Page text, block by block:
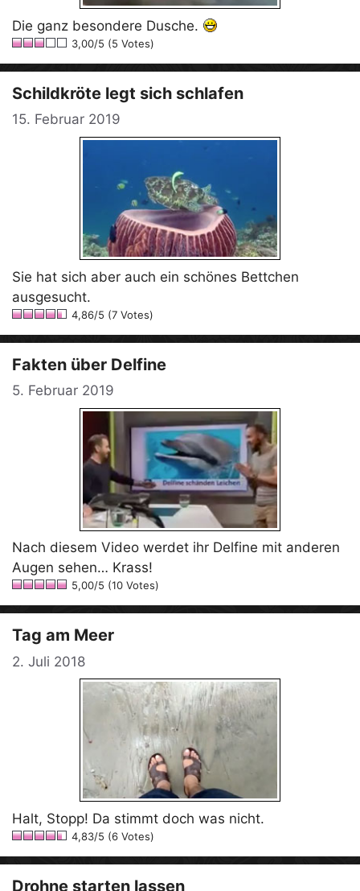
Die ganz besondere Dusche.
3,00/5 (5 Votes)
Schildkröte legt sich schlafen
15. Februar 2019
Sie hat sich aber auch ein schönes Bettchen
ausgesucht.
4,86/5 (7 Votes)
Fakten über Delfine
5. Februar 2019
Nach diesem Video werdet ihr Delfine mit anderen
Augen sehen… Krass!
5,00/5 (10 Votes)
Tag am Meer
2. Juli 2018
Halt, Stopp! Da stimmt doch was nicht.
4,83/5 (6 Votes)
Drohne starten lassen